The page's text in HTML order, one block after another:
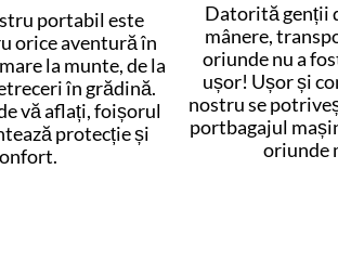
portabil este
orice aventură în
la munte, de la
în grădină.
vă aflați, foișorul
protecție și
Datorită genții
mânere,
oriunde nu a
ușor! Ușor și
nostru se
portbagajul
oriunde